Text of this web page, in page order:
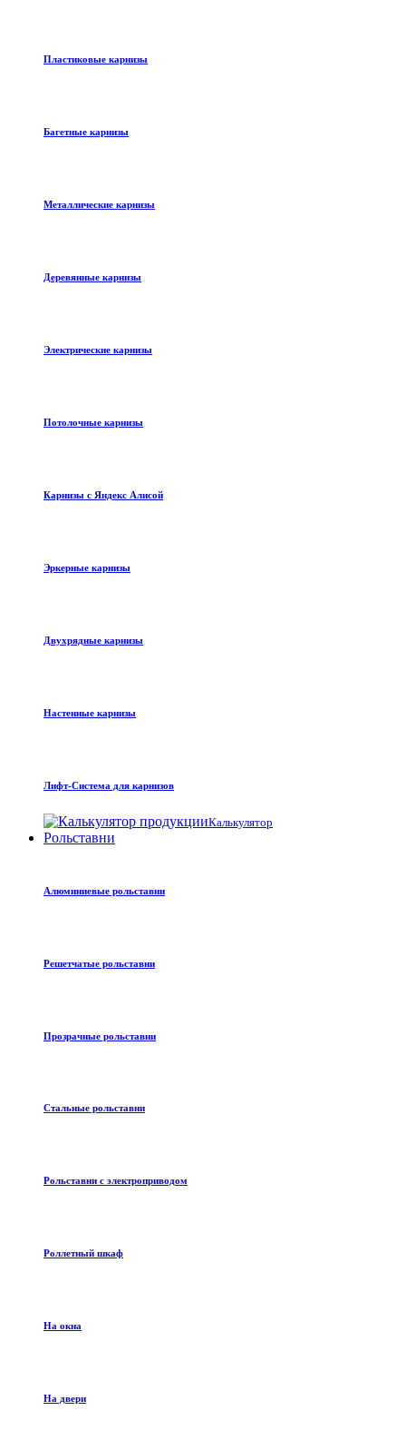
Пластиковые карнизы
Багетные карнизы
Металлические карнизы
Деревянные карнизы
Электрические карнизы
Потолочные карнизы
Карнизы с Яндекс Алисой
Эркерные карнизы
Двухрядные карнизы
Настенные карнизы
Лифт-Система для карнизов
Калькулятор
Рольставни
Алюминиевые рольставни
Решетчатые рольставни
Прозрачные рольставни
Стальные рольставни
Рольставни с электроприводом
Роллетный шкаф
На окна
На двери